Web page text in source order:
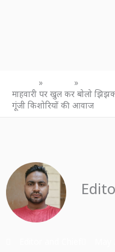
माहवारी पर खुल कर बोलो
गूंजी किशोरियों की आवाज